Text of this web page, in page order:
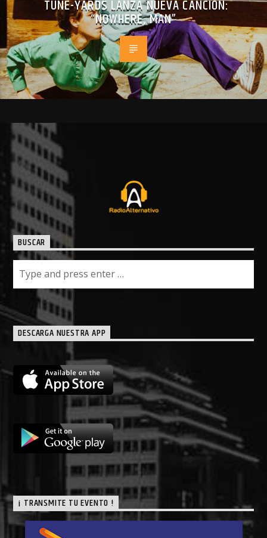
TUNE-YARDS LANZA NUEVA CANCIÓN:
“NOWHERE, MAN”
BUSCAR
DESCARGA NUESTRA APP
¡ TRANSMITE TU EVENTO !